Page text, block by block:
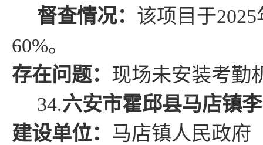
督查情况： 该项目于2025
60%。
存在问题： 现场未安装考勤
34.六安市霍邱县马店镇
建设单位： 马店镇人民政府